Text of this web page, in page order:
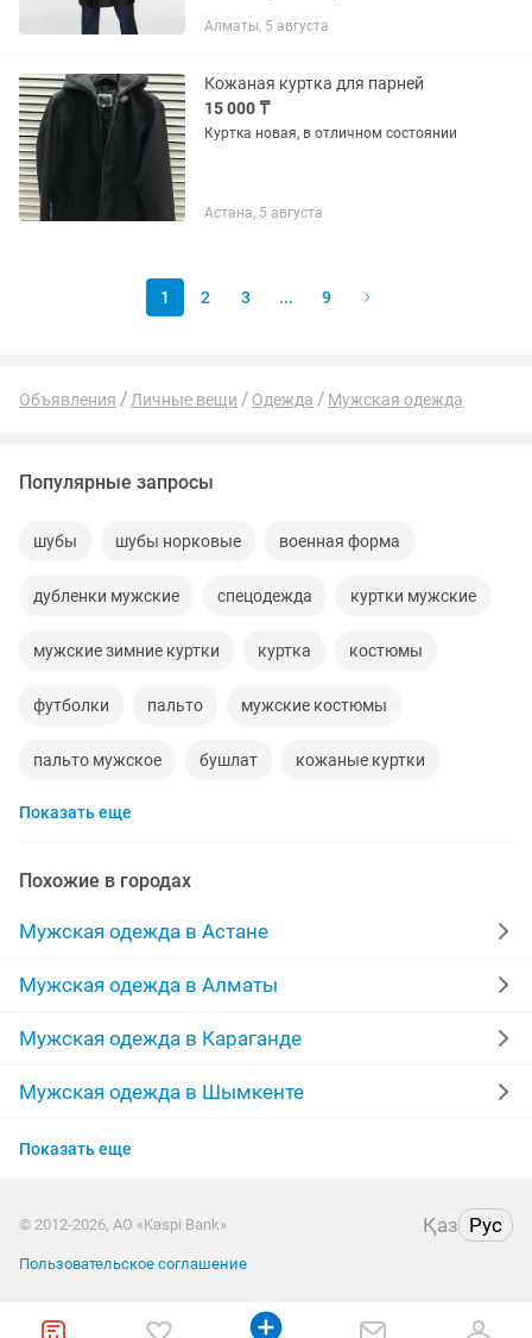
мужских бизнес и casual стилей.
Алматы, 5 августа
Кожаная куртка для парней
15 000 ₸
Куртка новая, в отличном состоянии
Астана, 5 августа
1 2 3 ... 9
Объявления Личные вещи Одежда Мужская одежда
Популярные запросы
шубы шубы норковые военная форма
дубленки мужские спецодежда куртки мужские
мужские зимние куртки куртка костюмы
футболки пальто мужские костюмы
пальто мужское бушлат кожаные куртки
зимние куртки
кожаные куртки мужские
пуховики ветровки форма
спортивный костюм мужской
пиджак мужской спортивные костюмы
мужские пуховики
Показать еще
Похожие в городах
Мужская одежда в Астане
Мужская одежда в Алматы
Мужская одежда в Караганде
Мужская одежда в Шымкенте
Мужская одежда в Усть-Каменогорске
Мужская одежда в Актау
Мужская одежда в Таразе
Показать еще
© 2012-2026, АО «Kaspi Bank» Қаз Рус
Пользовательское соглашение